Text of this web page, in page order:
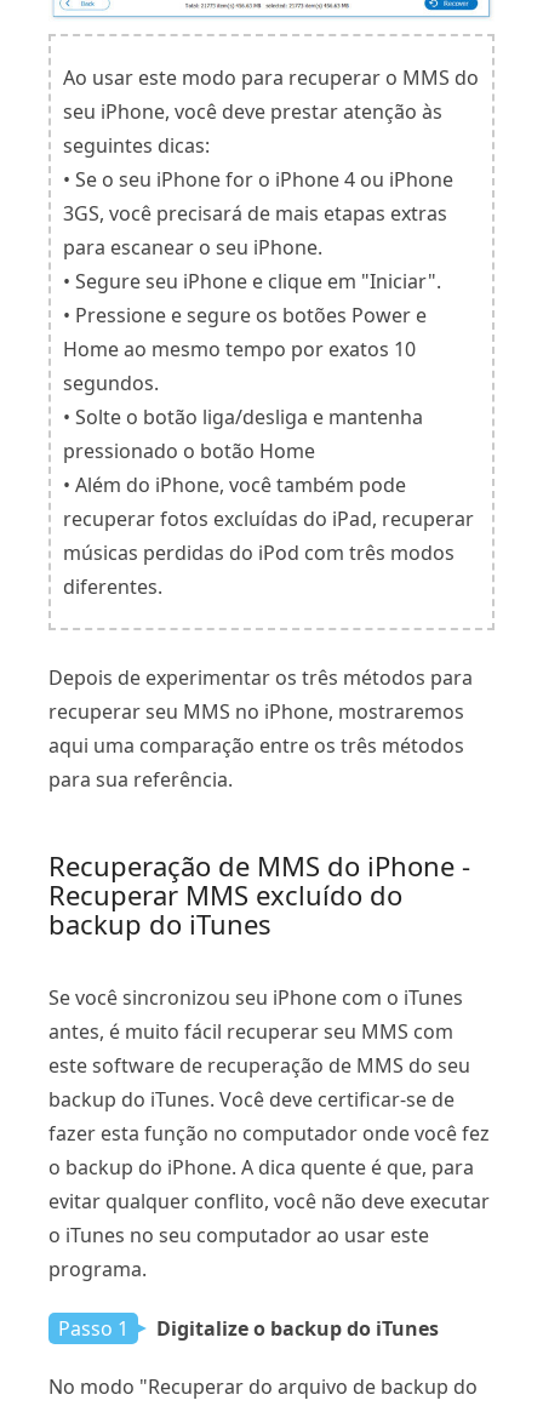
Ao usar este modo para recuperar o MMS do
seu iPhone, você deve prestar atenção às
seguintes dicas:
• Se o seu iPhone for o iPhone 4 ou iPhone
3GS, você precisará de mais etapas extras
para escanear o seu iPhone.
• Segure seu iPhone e clique em "Iniciar".
• Pressione e segure os botões Power e
Home ao mesmo tempo por exatos 10
segundos.
• Solte o botão liga/desliga e mantenha
pressionado o botão Home
• Além do iPhone, você também pode
recuperar fotos excluídas do iPad, recuperar
músicas perdidas do iPod com três modos
diferentes.
Depois de experimentar os três métodos para
recuperar seu MMS no iPhone, mostraremos
aqui uma comparação entre os três métodos
para sua referência.
Recuperação de MMS do iPhone -
Recuperar MMS excluído do
backup do iTunes
Se você sincronizou seu iPhone com o iTunes
antes, é muito fácil recuperar seu MMS com
este software de recuperação de MMS do seu
backup do iTunes. Você deve certificar-se de
fazer esta função no computador onde você fez
o backup do iPhone. A dica quente é que, para
evitar qualquer conflito, você não deve executar
o iTunes no seu computador ao usar este
programa.
Passo 1 Digitalize o backup do iTunes
No modo "Recuperar do arquivo de backup do